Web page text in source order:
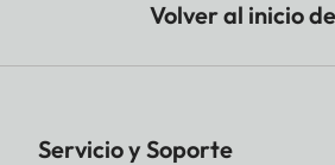
Volver al inicio
Servicio y Soporte